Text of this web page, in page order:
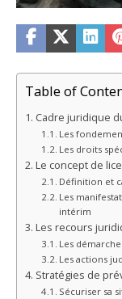
Table of
Cadre juridique
Les
Les droits
Le concept de
Définition et
Les
intérim
Les recours
Les
Les actions
Stratégies de
Sécuriser sa